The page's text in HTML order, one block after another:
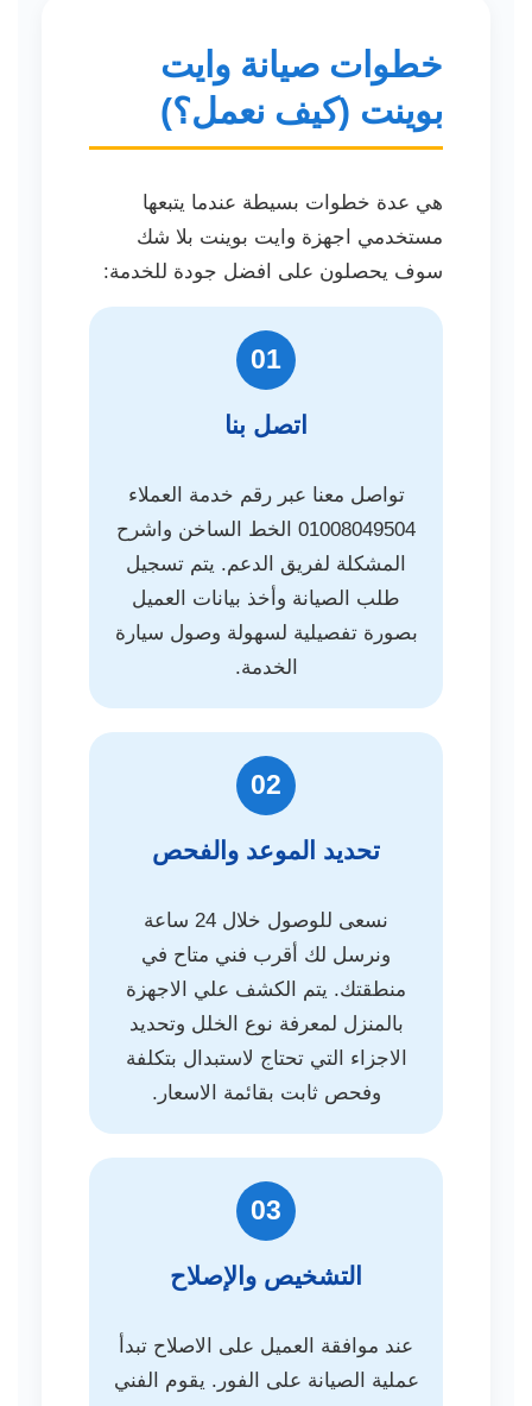
خطوات صيانة وايت
بوينت (كيف نعمل؟)
هي عدة خطوات بسيطة عندما يتبعها
مستخدمي اجهزة وايت بوينت بلا شك
سوف يحصلون على افضل جودة للخدمة:
01
اتصل بنا
تواصل معنا عبر رقم خدمة العملاء
01008049504 الخط الساخن واشرح
المشكلة لفريق الدعم. يتم تسجيل
طلب الصيانة وأخذ بيانات العميل
بصورة تفصيلية لسهولة وصول سيارة
الخدمة.
02
تحديد الموعد والفحص
نسعى للوصول خلال 24 ساعة
ونرسل لك أقرب فني متاح في
منطقتك. يتم الكشف علي الاجهزة
بالمنزل لمعرفة نوع الخلل وتحديد
الاجزاء التي تحتاج لاستبدال بتكلفة
وفحص ثابت بقائمة الاسعار.
03
التشخيص والإصلاح
عند موافقة العميل على الاصلاح تبدأ
عملية الصيانة على الفور. يقوم الفني